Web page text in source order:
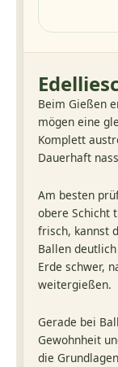
Beim Gießen
mögen eine
Komplett
Dauerhaft
Am besten
obere Schicht
frisch, kannst
Ballen
Erde schwer,
weitergießen.
Gerade bei
Gewohnheit
die